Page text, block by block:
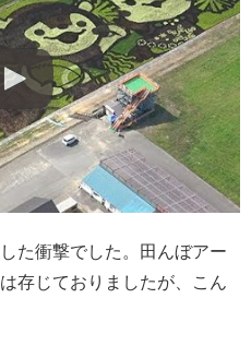
た衝撃でした。田んぼアー
存じておりましたが、こん